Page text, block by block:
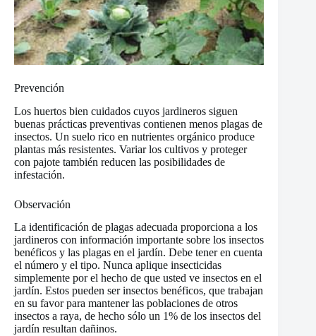
Prevención
Los huertos bien cuidados cuyos jardineros siguen
buenas prácticas preventivas contienen menos plagas de
insectos. Un suelo rico en nutrientes orgánico produce
plantas más resistentes. Variar los cultivos y proteger
con pajote también reducen las posibilidades de
infestación.
Observación
La identificación de plagas adecuada proporciona a los
jardineros con información importante sobre los insectos
benéficos y las plagas en el jardín. Debe tener en cuenta
el número y el tipo. Nunca aplique insecticidas
simplemente por el hecho de que usted ve insectos en el
jardín. Estos pueden ser insectos benéficos, que trabajan
en su favor para mantener las poblaciones de otros
insectos a raya, de hecho sólo un 1% de los insectos del
jardín resultan dañinos.